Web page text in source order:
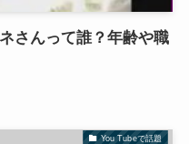
さんって誰？年齢や職
You Tubeで話題